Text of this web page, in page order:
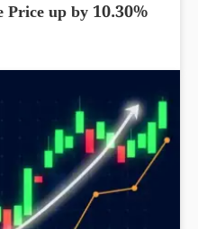
Price up by 10.30%